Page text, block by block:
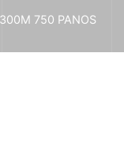
750 PANOS